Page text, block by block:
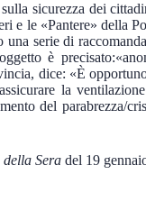
sicurezza dei
e le «Pantere» della
una serie di
è
dice: «È
la
del parabrezza/
Sera del 19